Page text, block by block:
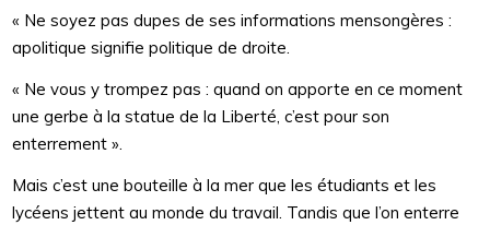
« Ne soyez pas dupes de ses informations mensongères :
apolitique signifie politique de droite.
« Ne vous y trompez pas : quand on apporte en ce moment
une gerbe à la statue de la Liberté, c’est pour son
enterrement ».
Mais c’est une bouteille à la mer que les étudiants et les
lycéens jettent au monde du travail. Tandis que l’on enterre